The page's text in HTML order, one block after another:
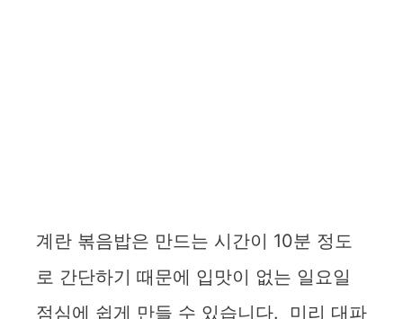
계란 볶음밥은 만드는 시간이 10분 정도
로 간단하기 때문에 입맛이 없는 일요일
점심에 쉽게 만들 수 있습니다. 미리 대파